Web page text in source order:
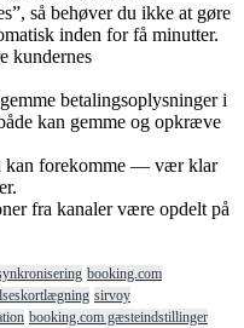
”, så behøver du ikke at gøre
inden for få minutter.
kundernes
gemme betalingsoplysninger i
åde kan gemme og opkræve
kan forekomme — vær klar
.
fra kanaler være opdelt på
booking.com
sirvoy
booking.com gæsteindstillinger